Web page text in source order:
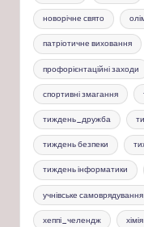
новорічне свято
патріотичне виховання
профорієнтаційні заходи
спортивні змагання
тиждень_дружба
тиждень безпеки
тиждень інформатики
учнівське самоврядування
хеппі_челендж хімія